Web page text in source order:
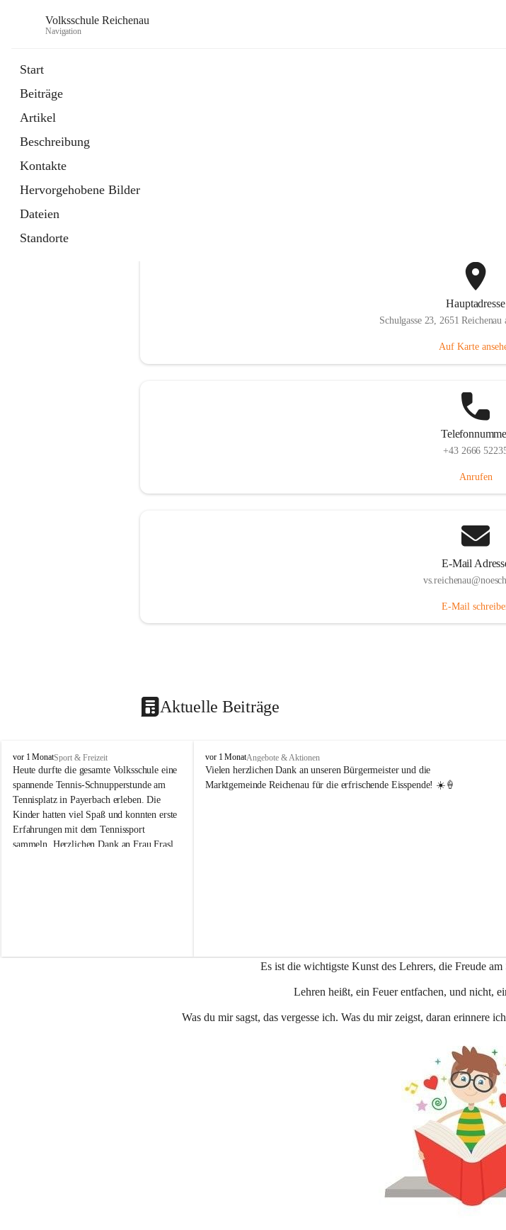
Volksschule Reichenau
Navigation
Start
Beiträge
Artikel
Beschreibung
Kontakte
Hervorgehobene Bilder
Dateien
Standorte
Hauptadresse
Schulgasse 23, 2651
Auf Karte
+43 2666
Anrufen
E-Mail
E-Mail
Aktuelle Beiträge
V
o
l
k
s
s
c
h
e
vor 1 MonatSport & Freizeit
Heute durfte die gesamte Volksschule eine
spannende Tennis-Schnupperstunde am
Tennisplatz in Payerbach erleben. Die
Kinder hatten viel Spaß und konnten erste
Erfahrungen mit dem Tennissport
sammeln. Herzlichen Dank an Frau Frasl
V
o
l
e
vor 1 MonatAngebote & Aktionen
Vielen herzlichen Dank an unseren Bürgermeister und die
Marktgemeinde Reichenau für die erfrischende Eisspende! ☀️🍦
Es ist die wichtigste Kunst des Lehrers, die Freude
Lehren heißt, ein Feuer entfachen, und nicht,
Was du mir sagst, das vergesse ich. Was du mir zeigst, daran erinnere